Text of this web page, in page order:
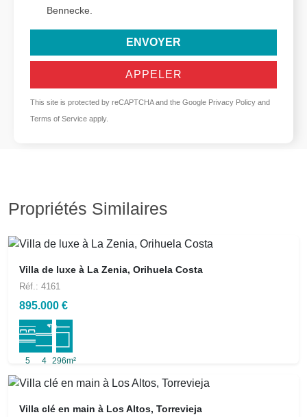
Bennecke.
ENVOYER
APPELER
This site is protected by reCAPTCHA and the Google Privacy Policy and
Terms of Service apply.
Propriétés Similaires
Villa de luxe à La Zenia, Orihuela Costa
Réf.: 4161
895.000 €
5 4 296m²
Villa clé en main à Los Altos, Torrevieja